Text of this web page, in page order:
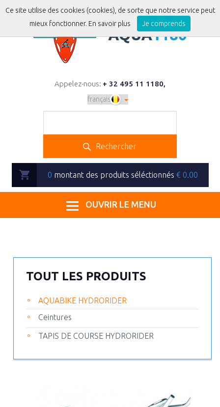
Appelez-nous: + 32 495 11 1180,
Rechercher
0 montant des produits séléctionnés € 0.00
OUVRIR LE MENU
TOUT LES PRODUITS
AQUABIKE HYDRORIDER
Ceintures
TAPIS DE COURSE HYDRORIDER
Ce site utilise des cookies (cookies), de sorte que notre service peut
mieux fonctionner. En savoir plus Je comprends